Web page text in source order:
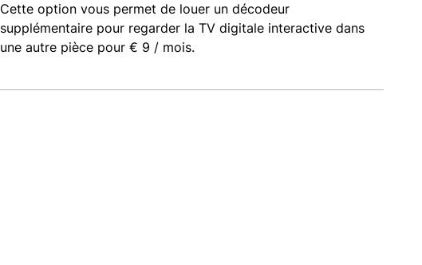
Cette option vous permet de louer un décodeur
supplémentaire pour regarder la TV digitale interactive dans
une autre pièce pour € 9 / mois.